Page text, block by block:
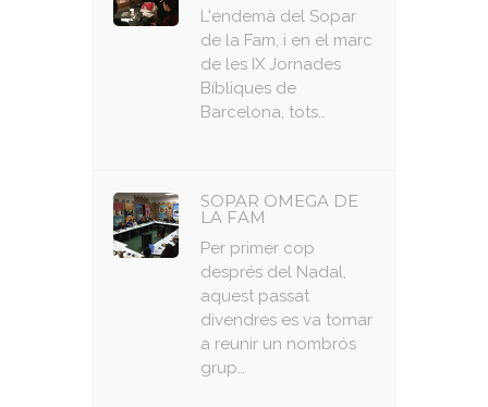
L'endemà del Sopar
de la Fam, i en el marc
de les IX Jornades
Bíbliques de
Barcelona, ​​tots…
SOPAR OMEGA DE
LA FAM
Per primer cop
després del Nadal,
aquest passat
divendres es va tornar
a reunir un nombrós
grup…